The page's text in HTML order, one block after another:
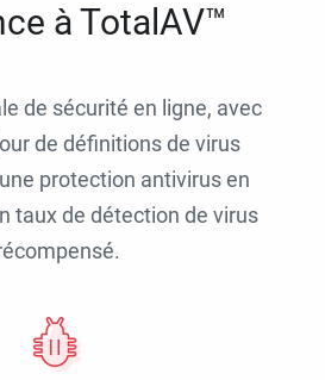
à TotalAV™
de sécurité en ligne, avec
de définitions de virus
protection antivirus en
taux de détection de virus